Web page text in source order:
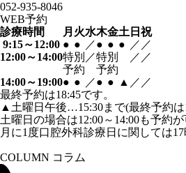
052-935-8046
WEB予約
診療時間
月 火水木金土 日祝
9:15～12:00 ● ● ／● ● ● ／ ／
12:00～14:00特別
予約
／特別
予約
／ ／
14:00～19:00● ● ／● ● ▲ ／ ／
最終予約は18:45です。
▲土曜日午後…15:30まで(最終予約は
土曜日の場合は12:00～14:00も予約が
月に1度口腔外科診療日に関しては
COLUMN コラム